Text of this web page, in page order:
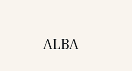
ALBA